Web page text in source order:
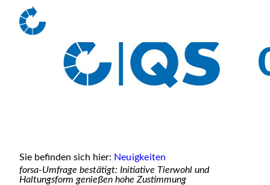
Sie befinden sich hier: Neuigkeiten
forsa-Umfrage bestätigt: Initiative Tierwohl und
Haltungsform genießen hohe Zustimmung